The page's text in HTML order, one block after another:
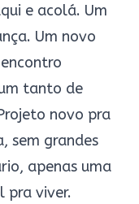
e acolá. Um
Um novo
tanto de
novo pra
sem grandes
apenas uma
pra viver.